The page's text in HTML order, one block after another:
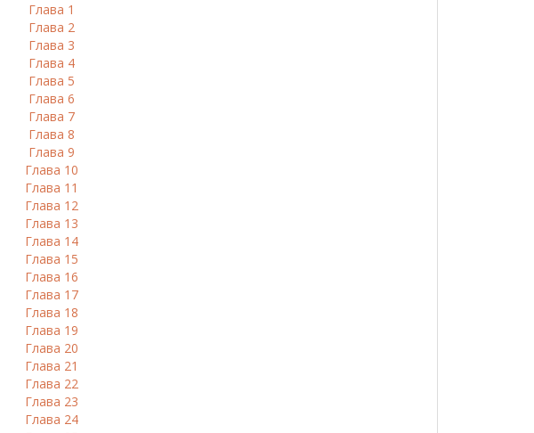
Глава 1
Глава 2
Глава 3
Глава 4
Глава 5
Глава 6
Глава 7
Глава 8
Глава 9
Глава 10
Глава 11
Глава 12
Глава 13
Глава 14
Глава 15
Глава 16
Глава 17
Глава 18
Глава 19
Глава 20
Глава 21
Глава 22
Глава 23
Глава 24